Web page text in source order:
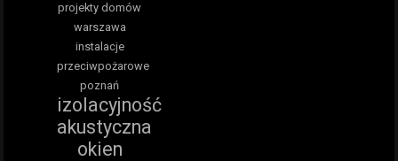
projekty domów
warszawa
instalacje
przeciwpożarowe
poznań
izolacyjność
akustyczna
okien